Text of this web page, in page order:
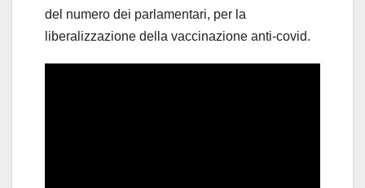
del numero dei parlamentari, per la
liberalizzazione della vaccinazione anti-covid.